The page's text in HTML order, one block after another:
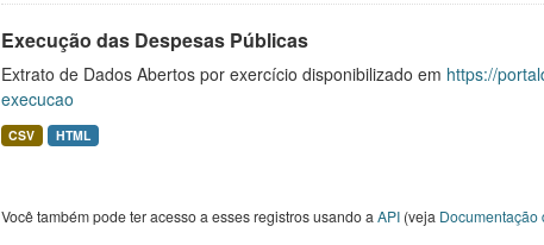
Execução das Despesas Públicas
Extrato de Dados Abertos por exercício disponibilizado em https://
execucao
CSV HTML
Você também pode ter acesso a esses registros usando a API(veja Documentação